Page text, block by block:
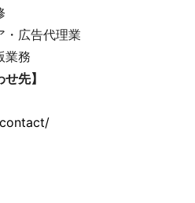
・広告代理業
業務
先】